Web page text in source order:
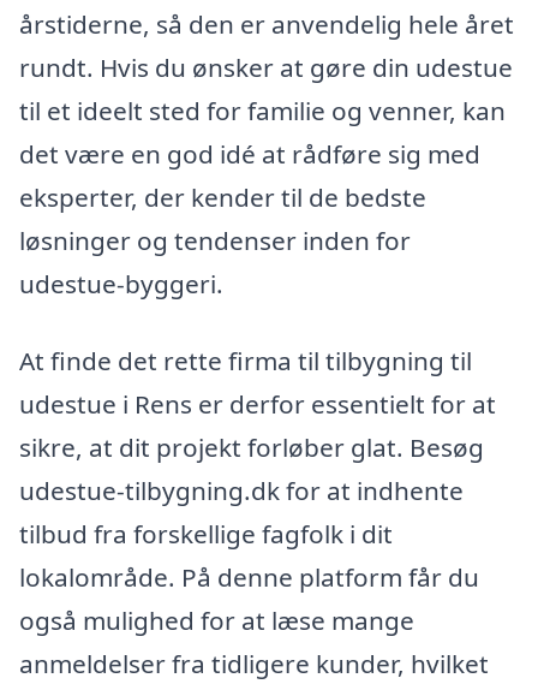
årstiderne, så den er anvendelig hele året
rundt. Hvis du ønsker at gøre din udestue
til et ideelt sted for familie og venner, kan
det være en god idé at rådføre sig med
eksperter, der kender til de bedste
løsninger og tendenser inden for
udestue-byggeri.
At finde det rette firma til tilbygning til
udestue i Rens er derfor essentielt for at
sikre, at dit projekt forløber glat. Besøg
udestue-tilbygning.dk for at indhente
tilbud fra forskellige fagfolk i dit
lokalområde. På denne platform får du
også mulighed for at læse mange
anmeldelser fra tidligere kunder, hvilket